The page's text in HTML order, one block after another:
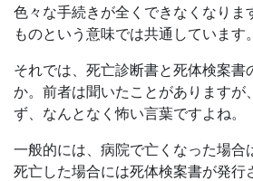
色々な手続きが全くできなくなりま
ものという意味では共通しています。
それでは、死亡診断書と死体検案書
か。前者は聞いたことがありますが
ず、なんとなく怖い言葉ですよね。
一般的には、病院で亡くなった場合
死亡した場合には死体検案書が発行